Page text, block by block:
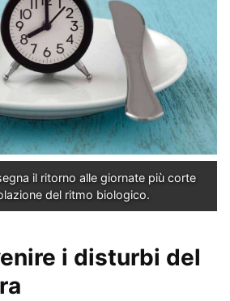
il ritorno alle giornate più corte
del ritmo biologico.
i disturbi del